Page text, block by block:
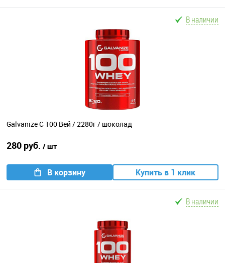
В наличии
Galvanize C 100 Вей / 2280г / шоколад
280 руб. / шт
В корзину Купить в 1 клик
В наличии